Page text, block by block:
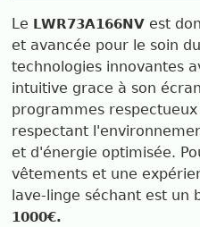
Le LWR73A166NV est
et avancée pour le soin
technologies innovantes
intuitive grace à son
programmes
respectant
et d'énergie optimisée.
vêtements et une
lave-linge séchant est un
1000€.